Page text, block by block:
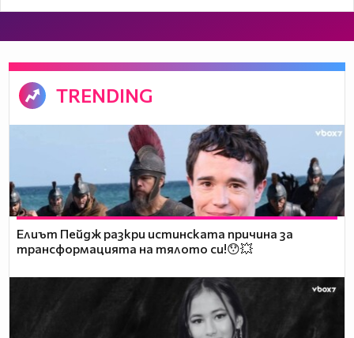
TRENDING
Елиът Пейдж разкри истинската причина за
трансформацията на тялото си!😯💥